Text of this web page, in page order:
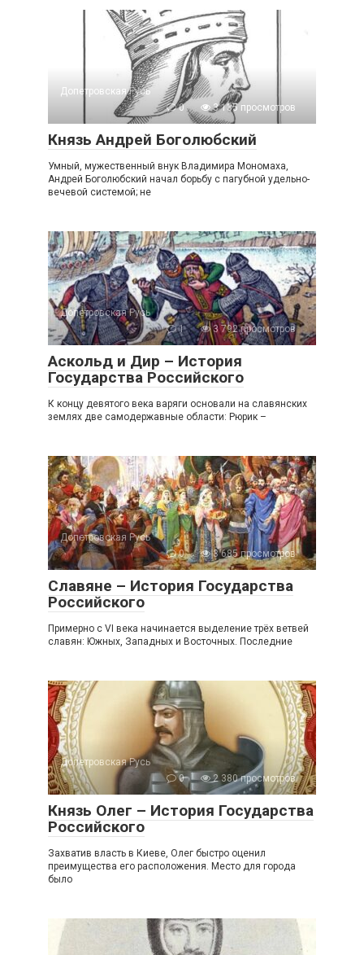
Допетровская Русь
0
3 135 просмотров
Князь Андрей Боголюбский
Умный, мужественный внук Владимира Мономаха,
Андрей Боголюбский начал борьбу с пагубной удельно-
вечевой системой; не
Допетровская Русь
1
3 792 просмотров
Аскольд и Дир – История
Государства Российского
К концу девятого века варяги основали на славянских
землях две самодержавные области: Рюрик –
Допетровская Русь
0
3 685 просмотров
Славяне – История Государства
Российского
Примерно с VI века начинается выделение трёх ветвей
славян: Южных, Западных и Восточных. Последние
Допетровская Русь
0
2 380 просмотров
Князь Олег – История Государства
Российского
Захватив власть в Киеве, Олег быстро оценил
преимущества его расположения. Место для города
было